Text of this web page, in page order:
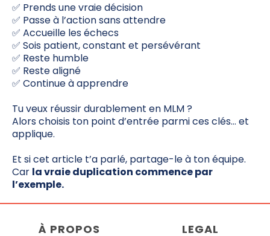
✅ Prends une vraie décision
✅ Passe à l’action sans attendre
✅ Accueille les échecs
✅ Sois patient, constant et persévérant
✅ Reste humble
✅ Reste aligné
✅ Continue à apprendre
Tu veux réussir durablement en MLM ?
Alors choisis ton point d’entrée parmi ces clés… et
applique.
Et si cet article t’a parlé, partage-le à ton équipe.
Car la vraie duplication commence par
l’exemple.
À PROPOS LEGAL